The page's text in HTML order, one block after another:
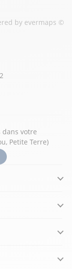
by evermaps ©
votre
Petite Terre)